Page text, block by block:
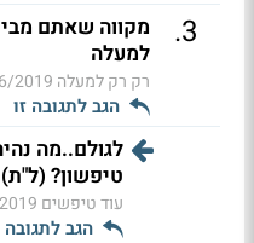
3
.
מקווה שאתם
למעלה
רק רק למעלה 10:19
הגב לתגובה זו
לגולם..מה
טיפשון? (ל"ת)
עוד טיפשים 15:10
הגב לתגובה